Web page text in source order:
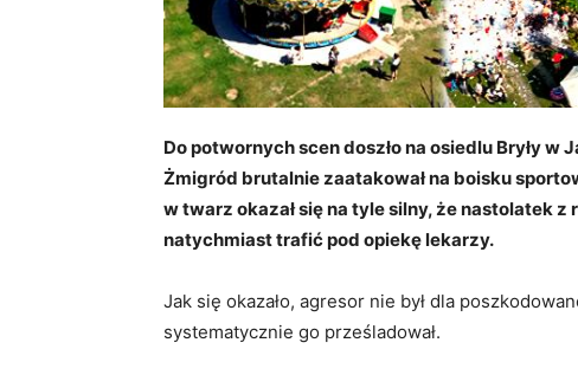
Do potwornych scen doszło na osiedlu Bryły
Żmigród brutalnie zaatakował na boisku
w twarz okazał się na tyle silny, że nastolatek z
natychmiast trafić pod opiekę lekarzy.
Jak się okazało, agresor nie był dla
systematycznie go prześladował.